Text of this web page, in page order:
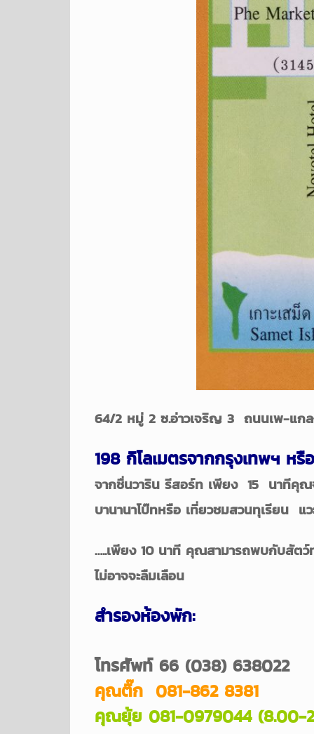
64/2 หมู่ 2 ซ.อ่าวเจริญ 3 ถนนเพ-แกล
198 กิโลเมตรจากกรุงเทพฯ หรื
จากชื่นวาริน รีสอร์ท เพียง 15 นาทีคุณ
บานานาโบ๊ทหรือ เที่ยวชมสวนทุเรียน
…..เพียง 10 นาที คุณสามารถพบกับสัตว์
ไม่อาจจะลืมเลือน
สำรองห้องพัก:
โทรศัพท์ 66 (038) 638022
คุณติ๊ก 081-862 8381
คุณยุ้ย 081-0979044 (8.00-